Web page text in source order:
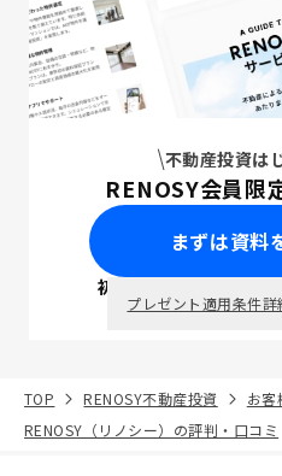
不動産投資は
RENOSY会員限
まずは資料
初回面談で
プレゼント適用条件詳
TOP RENOSY不動産投資
お客
RENOSY（リノシー）の評判・口コミ